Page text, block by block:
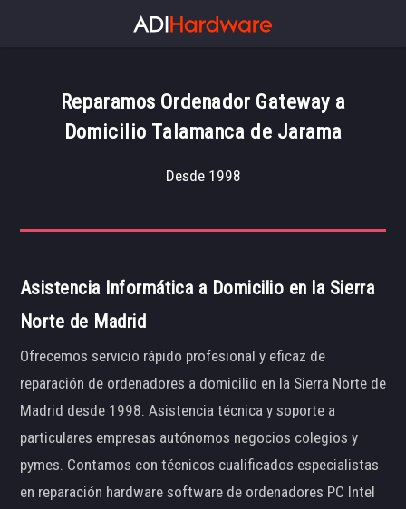
Reparamos Ordenador Gateway a
Domicilio Talamanca de Jarama
Desde 1998
Asistencia Informática a Domicilio en la Sierra
Norte de Madrid
Ofrecemos servicio rápido profesional y eficaz de
reparación de ordenadores a domicilio en la Sierra Norte de
Madrid desde 1998. Asistencia técnica y soporte a
particulares empresas autónomos negocios colegios y
pymes. Contamos con técnicos cualificados especialistas
en reparación hardware software de ordenadores PC Intel